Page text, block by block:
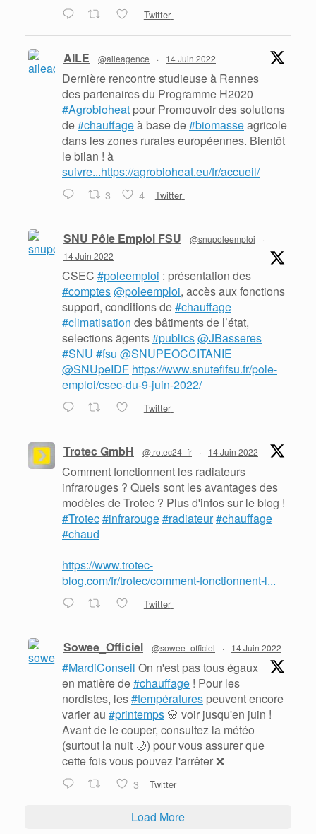
Twitter
AILE @aileagence · 14 Juin 2022
Dernière rencontre studieuse à Rennes
des partenaires du Programme H2020
#Agrobioheat pour Promouvoir des solutions
de#chauffageà base de#biomasseagricole
dans les zones rurales européennes. Bientôt
le bilan ! à
suivre...https://agrobioheat.eu/fr/accueil/
3 4 Twitter
SNU Pôle Emploi FSU @snupoleemploi
·
14 Juin 2022
CSEC #poleemploi : présentation des
#comptes@poleemploi, accès aux fonctions
support, conditions de#chauffage
#climatisation des bâtiments de l’état,
selections ãgents#publics@JBasseres
#SNU #fsu @SNUPEOCCITANIE
@SNUpeIDF https://www.snutefifsu.fr/pole-
emploi/csec-du-9-juin-2022/
Twitter
Trotec GmbH @trotec24_fr · 14 Juin 2022
Comment fonctionnent les radiateurs
infrarouges ? Quels sont les avantages des
modèles de Trotec ? Plus d'infos sur le blog !
#Trotec#infrarouge#radiateur#chauffage
#chaud
https://www.trotec-
blog.com/fr/trotec/comment-fonctionnent-l...
Twitter
Sowee_Officiel @sowee_officiel · 14 Juin 2022
#MardiConseil On n'est pas tous égaux
en matière de#chauffage ! Pour les
nordistes, les#températures peuvent encore
varier au #printemps 🌸 voir jusqu'en juin !
Avant de le couper, consultez la météo
(surtout la nuit 🌙) pour vous assurer que
cette fois vous pouvez l'arrêter ❌
3 Twitter
Load More